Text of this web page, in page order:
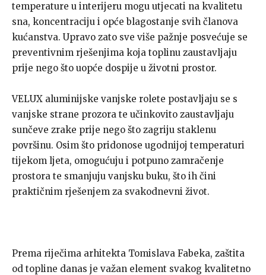
temperature u interijeru mogu utjecati na kvalitetu
sna, koncentraciju i opće blagostanje svih članova
kućanstva. Upravo zato sve više pažnje posvećuje se
preventivnim rješenjima koja toplinu zaustavljaju
prije nego što uopće dospije u životni prostor.
VELUX aluminijske vanjske rolete postavljaju se s
vanjske strane prozora te učinkovito zaustavljaju
sunčeve zrake prije nego što zagriju staklenu
površinu. Osim što pridonose ugodnijoj temperaturi
tijekom ljeta, omogućuju i potpuno zamračenje
prostora te smanjuju vanjsku buku, što ih čini
praktičnim rješenjem za svakodnevni život.
Prema riječima arhitekta Tomislava Fabeka, zaštita
od topline danas je važan element svakog kvalitetno